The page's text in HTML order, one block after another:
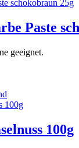
Paste
geeignet.
100g